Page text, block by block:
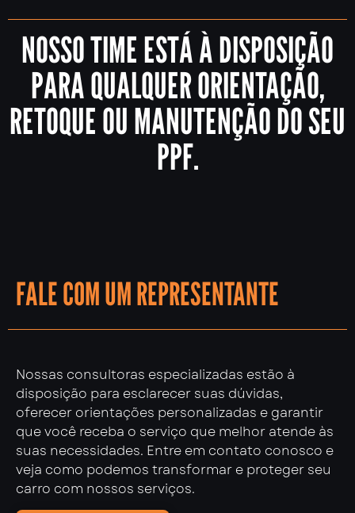
NOSSO TIME ESTÁ À DISPOSIÇÃO
PARA QUALQUER ORIENTAÇÃO,
RETOQUE OU MANUTENÇÃO DO SEU
PPF.
FALE COM UM REPRESENTANTE
Nossas consultoras especializadas estão à
disposição para esclarecer suas dúvidas,
oferecer orientações personalizadas e garantir
que você receba o serviço que melhor atende às
suas necessidades. Entre em contato conosco e
veja como podemos transformar e proteger seu
carro com nossos serviços.